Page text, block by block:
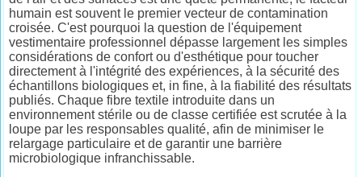
humain est souvent le premier vecteur de contamination
croisée. C'est pourquoi la question de l'équipement
vestimentaire professionnel dépasse largement les simples
considérations de confort ou d'esthétique pour toucher
directement à l'intégrité des expériences, à la sécurité des
échantillons biologiques et, in fine, à la fiabilité des résultats
publiés. Chaque fibre textile introduite dans un
environnement stérile ou de classe certifiée est scrutée à la
loupe par les responsables qualité, afin de minimiser le
relargage particulaire et de garantir une barrière
microbiologique infranchissable.